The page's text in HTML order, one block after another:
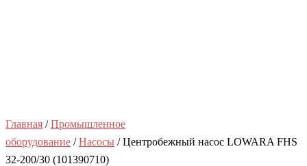
Главная /Промышленное
оборудование /Насосы / Центробежный насос LOWARA FHS
32-200/30 (101390710)